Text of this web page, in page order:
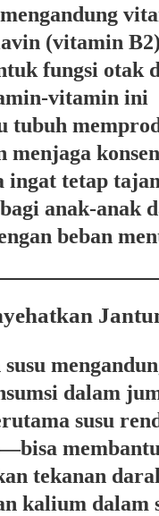
(vitamin B2)
fungsi otak
vitamin ini
tubuh
menjaga
ingat tetap
anak-anak
beban
dalam
susu
membantu
tekanan
kalium dalam